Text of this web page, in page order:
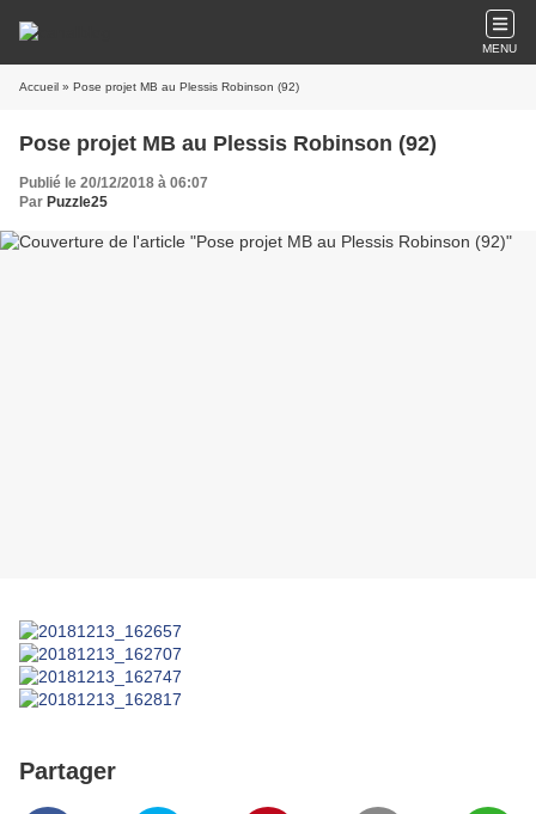
MENU
Accueil » Pose projet MB au Plessis Robinson (92)
Pose projet MB au Plessis Robinson (92)
Publié le 20/12/2018 à 06:07
Par Puzzle25
Partager